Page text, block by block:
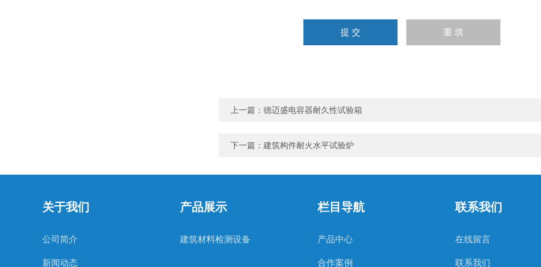
上一篇： 德迈盛电容器耐久性试验箱
下一篇： 建筑构件耐火水平试验炉
关于我们
公司简介
新闻动态
产品展示
建筑材料检测设备
栏目导航
产品中心
合作案例
联系我们
在线留言
联系我们